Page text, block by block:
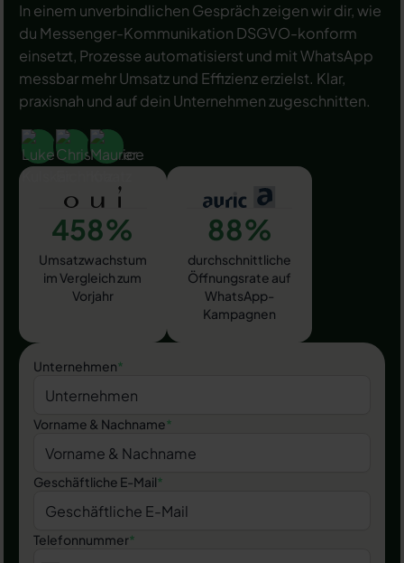
In einem unverbindlichen Gespräch zeigen wir dir, wie
du Messenger-Kommunikation DSGVO-konform
einsetzt, Prozesse automatisierst und mit WhatsApp
messbar mehr Umsatz und Effizienz erzielst. Klar,
praxisnah und auf dein Unternehmen zugeschnitten.
458%
Umsatzwachstum
im Vergleich zum
Vorjahr
88%
durchschnittliche
Öffnungsrate auf
WhatsApp-
Kampagnen
Unternehmen*
Vorname & Nachname*
Geschäftliche E-Mail*
Telefonnummer*